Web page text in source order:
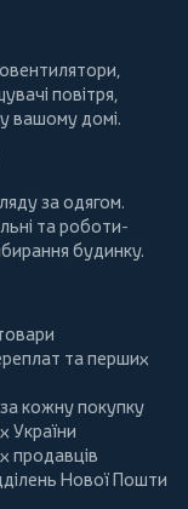
,
повітря,
вашому домі.
за одягом.
тароботи-
будинку.
та перших
кожну покупку
України
продавців
Нової Пошти